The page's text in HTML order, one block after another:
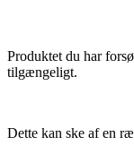
Produktet du har
tilgængeligt.
Dette kan ske af en